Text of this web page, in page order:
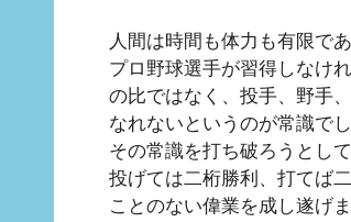
人間は時間も体力も有限で
プロ野球選手が習得しなけ
の比ではなく、投手、野手
なれないというのが常識でし
その常識を打ち破ろうとし
投げては二桁勝利、打てば
ことのない偉業を成し遂げま